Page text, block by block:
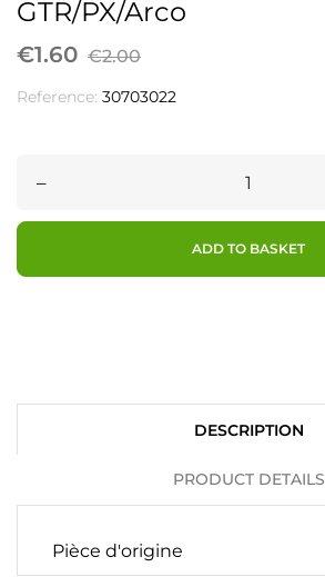
GTR/PX/Arco
€1.60 €2.00
Reference: 30703022
–
ADD TO BASKET
DESCRIPTION
PRODUCT DETAILS
Pièce d'origine